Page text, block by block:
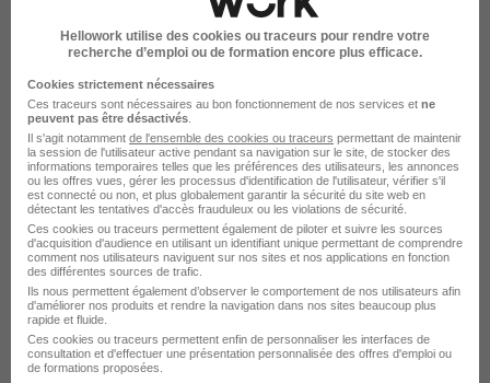
Ergothérapeute H/F
Archimed Carrière Santé
Strasbourg - 67 Intérim 20 - 25 € / heure
Voir l’offre
il y a 27 jours
Hellowork utilise des cookies ou traceurs pour rendre votre
recherche d’emploi ou de formation encore plus efficace.
Cookies strictement nécessaires
Ces traceurs sont nécessaires au bon fonctionnement de nos services et ne
peuvent pas être désactivés
Il s'agit notamment de l'ensemble des cookies ou traceurs permettant de maintenir
la session de l'utilisateur active pendant sa navigation sur le site, de stocker des
informations temporaires telles que les préférences des utilisateurs, les annonces
ou les offres vues, gérer les processus d'identification de l'utilisateur, vérifier s'il
est connecté ou non, et plus globalement garantir la sécurité du site web en
détectant les tentatives d'accès frauduleux ou les violations de sécurité.
Ces cookies ou traceurs permettent également de piloter et suivre les sources
d'acquisition d'audience en utilisant un identifiant unique permettant de comprendre
comment nos utilisateurs naviguent sur nos sites et nos applications en fonction
des différentes sources de trafic.
Ils nous permettent également d’observer le comportement de nos utilisateurs afin
d'améliorer nos produits et rendre la navigation dans nos sites beaucoup plus
rapide et fluide.
Ces cookies ou traceurs permettent enfin de personnaliser les interfaces de
consultation et d'effectuer une présentation personnalisée des offres d'emploi ou
de formations proposées.